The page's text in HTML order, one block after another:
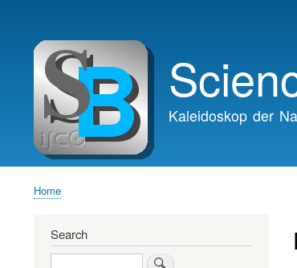
navigation
Kaleidoskop der
Home
Search
Search